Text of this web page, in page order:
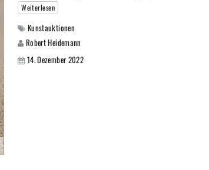
Weiterlesen
Kunstauktionen
Robert Heidemann
14. Dezember 2022